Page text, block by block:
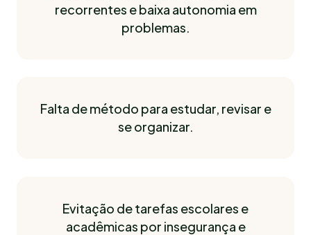
recorrentes e baixa autonomia em
problemas.
Falta de método para estudar, revisar e
se organizar.
Evitação de tarefas escolares e
acadêmicas por insegurança e